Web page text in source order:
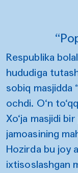
Respublika
hududiga
sobiq masjidda
ochdi. O‘n
Xo‘ja masjidi
jamoasining
Hozirda bu joy
ixtisoslashgan